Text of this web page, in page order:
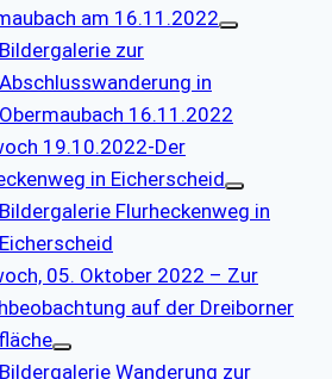
am 16.11.2022
Bildergalerie zur
Abschlusswanderung in
Obermaubach 16.11.2022
19.10.2022-Der
in Eicherscheid
Bildergalerie Flurheckenweg in
Eicherscheid
05. Oktober 2022 – Zur
auf der Dreiborner
Bildergalerie Wanderung zur